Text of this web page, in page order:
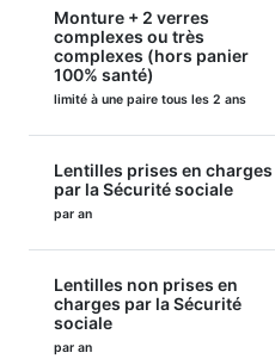
Monture + 2 verres
complexes ou très
complexes (hors panier
100% santé)
limité à une paire tous les 2 ans
Lentilles prises en charges
par la Sécurité sociale
par an
Lentilles non prises en
charges par la Sécurité
sociale
par an